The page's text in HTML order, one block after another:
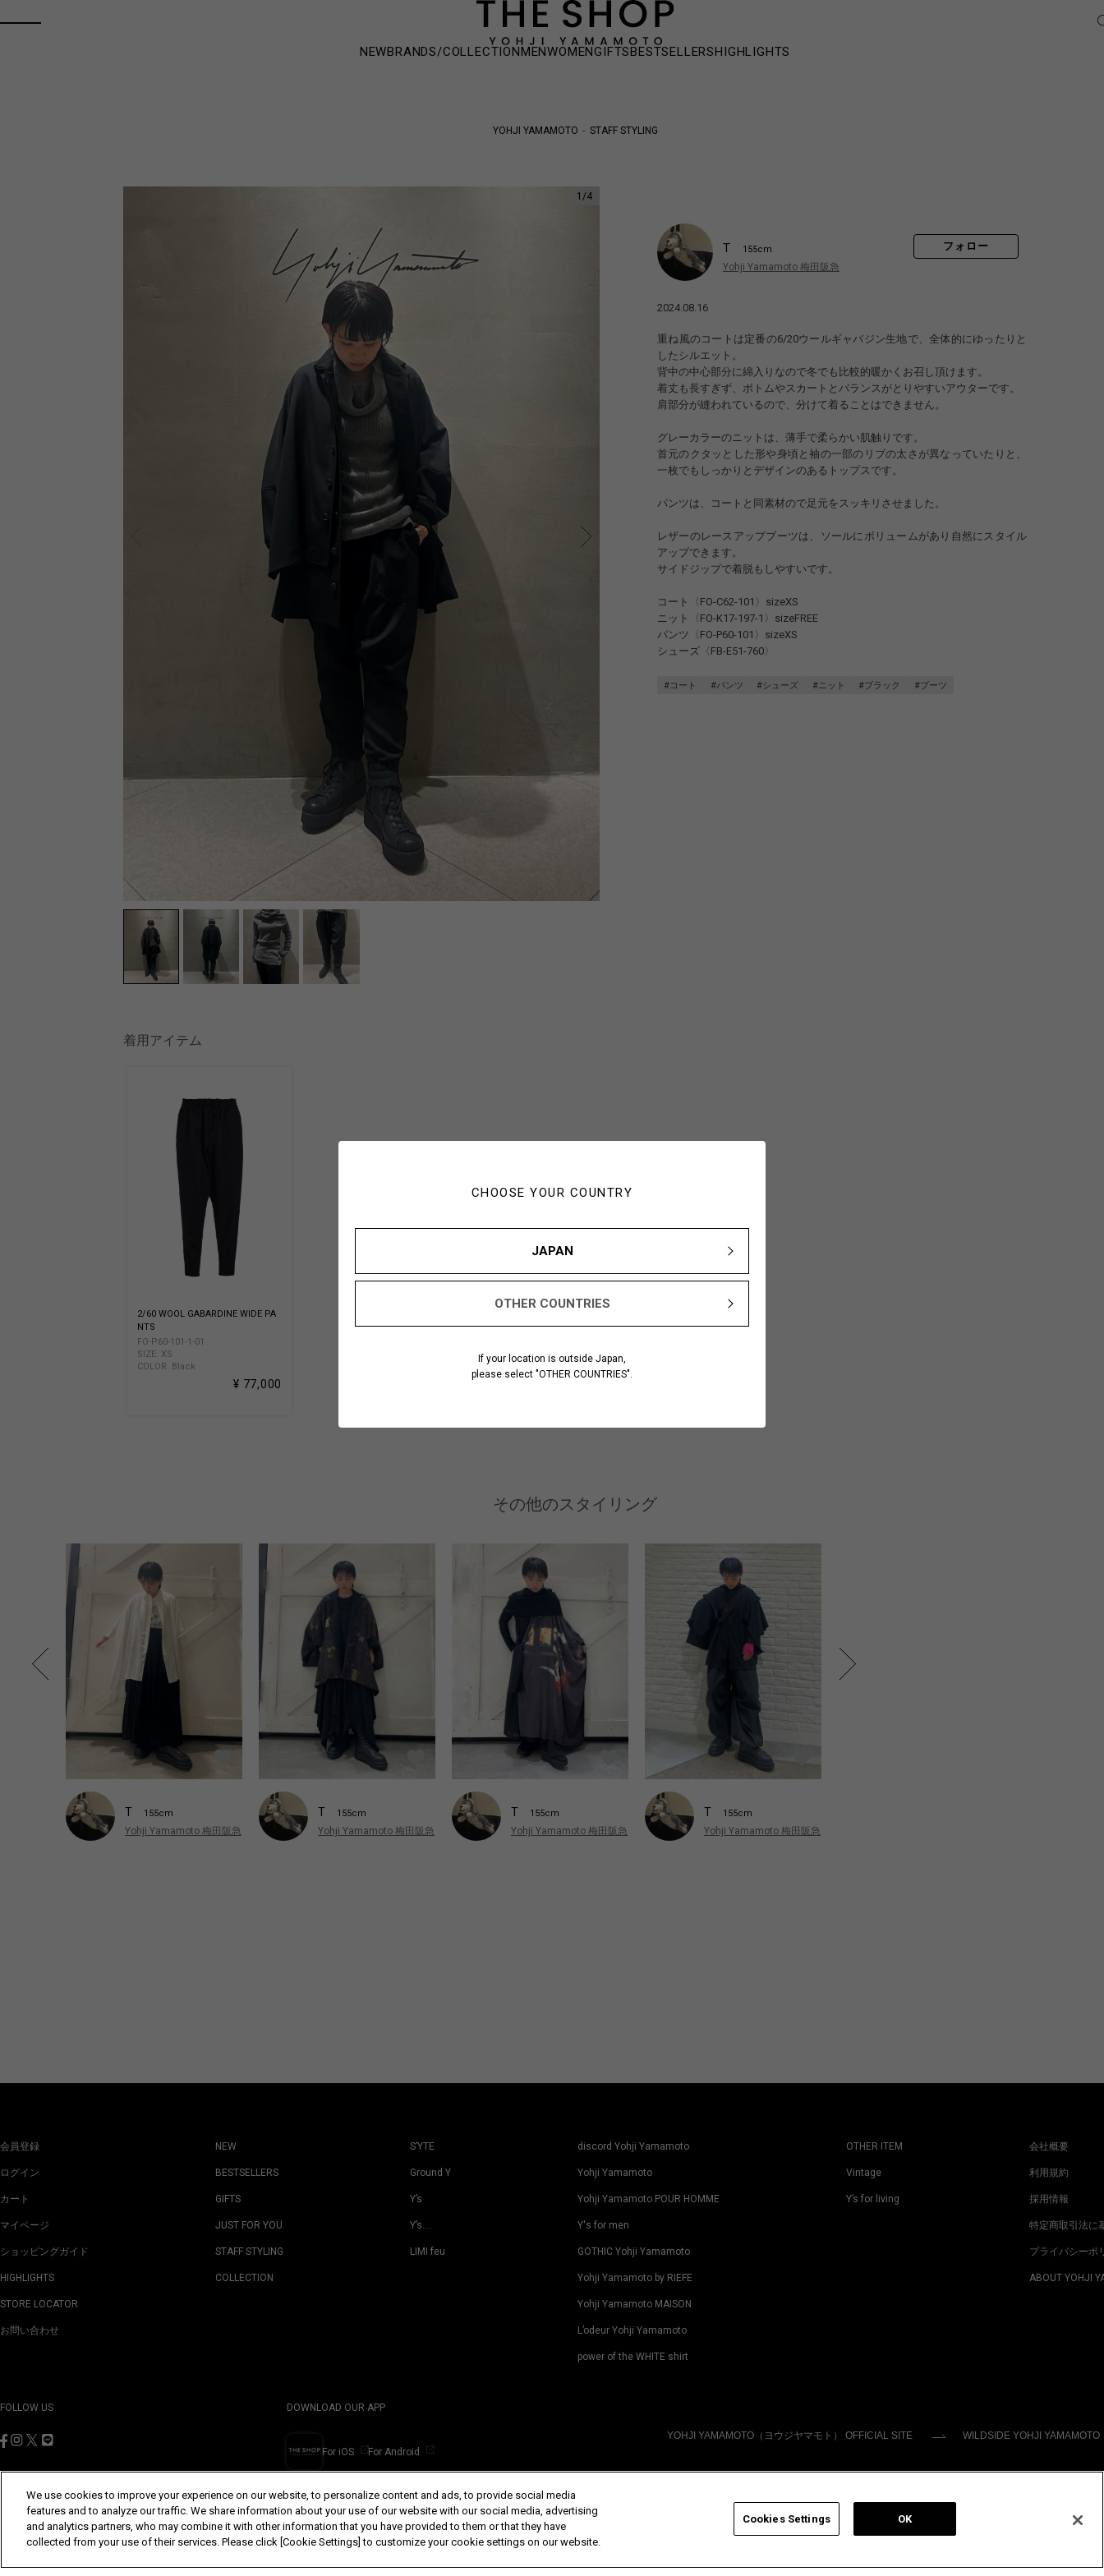
CHOOSE YOUR COUNTRY
JAPAN
OTHER COUNTRIES
If your location is outside Japan,
please select "OTHER COUNTRIES".
NEWBRANDS/COLLECTIONMENWOMENGIFTSBESTSELLERSHIGHLIGHTS
YOHJI YAMAMOTO STAFF STYLING
1 /4
T 155cm
Yohji Yamamoto 梅田阪急
フォロー
2024.08.16
重ね風のコートは定番の6/20ウールギャバジン生地で、全体的にゆったりと
したシルエット。
背中の中心部分に綿入りなので冬でも比較的暖かくお召し頂けます。
着丈も長すぎず、ボトムやスカートとバランスがとりやすいアウターです。
肩部分が縫われているので、分けて着ることはできません。
グレーカラーのニットは、薄手で柔らかい肌触りです。
首元のクタッとした形や身頃と袖の一部のリブの太さが異なっていたりと、
一枚でもしっかりとデザインのあるトップスです。
パンツは、コートと同素材ので足元をスッキリさせました。
レザーのレースアップブーツは、ソールにボリュームがあり自然にスタイル
アップできます。
サイドジップで着脱もしやすいです。
コート〈FO-C62-101〉sizeXS
ニット〈FO-K17-197-1〉sizeFREE
パンツ〈FO-P60-101〉sizeXS
シューズ〈FB-E51-760〉
#コート #パンツ #シューズ #ニット #ブラック #ブーツ
着用アイテム
2/60 WOOL GABARDINE WIDE PA
NTS
FO-P60-101-1-01
SIZE: XS
COLOR: Black
¥ 77,000
その他のスタイリング
T 155cm
Yohji Yamamoto 梅田阪急
T 155cm
Yohji Yamamoto 梅田阪急
T 155cm
Yohji Yamamoto 梅田阪急
T 155cm
Yohji Yamamoto 梅田阪急
会員登録
ログイン
カート
マイページ
ショッピングガイド
HIGHLIGHTS
STORE LOCATOR
お問い合わせ
NEW
BESTSELLERS
GIFTS
JUST FOR YOU
STAFF STYLING
COLLECTION
S’YTE
Ground Y
Y’s
Y’s….
LIMI feu
discord Yohji Yamamoto
Yohji Yamamoto
Yohji Yamamoto POUR HOMME
Y's for men
GOTHIC Yohji Yamamoto
Yohji Yamamoto by RIEFE
Yohji Yamamoto MAISON
L’odeur Yohji Yamamoto
power of the WHITE shirt
OTHER ITEM
Vintage
Y’s for living
会社概要
利用規約
採用情報
特定商取引法に
プライバシーポ
ABOUT YOHJI
FOLLOW US DOWNLOAD OUR APP
For iOS For Android
YOHJI YAMAMOTO（ヨウジヤマモト） OFFICIAL SITE WILDSIDE YOHJI YAMAMOTO
©Yohji Yamamoto Inc. All Rights Reserved.
We use cookies to improve your experience on our website, to personalize content and ads, to provide social media
features and to analyze our traffic. We share information about your use of our website with our social media, advertising
and analytics partners, who may combine it with other information that you have provided to them or that they have
collected from your use of their services. Please click [Cookie Settings] to customize your cookie settings on our website.
Cookies Settings OK